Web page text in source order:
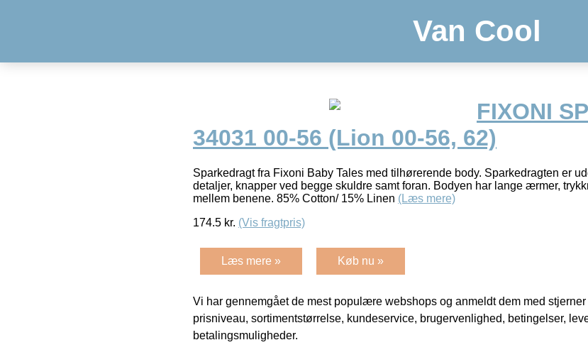
Van Cool
FIXONI
34031 00-56 (Lion 00-56, 62)
Sparkedragt fra Fixoni Baby Tales med tilhørerende body. Sparkedragten er
detaljer, knapper ved begge skuldre samt foran. Bodyen har lange ærmer,
mellem benene. 85% Cotton/ 15% Linen (Læs mere)
174.5 kr. (Vis fragtpris)
Læs mere » Køb nu »
Vi har gennemgået de mest populære webshops og anmeldt dem med
prisniveau, sortimentstørrelse, kundeservice, brugervenlighed, betingelser,
betalingsmuligheder.